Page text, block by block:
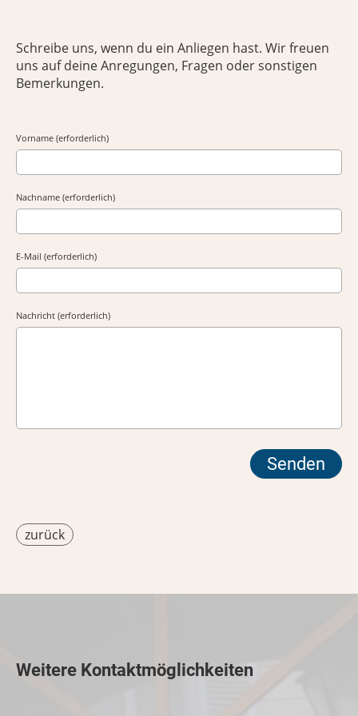
Schreibe uns, wenn du ein Anliegen hast. Wir freuen
uns auf deine Anregungen, Fragen oder sonstigen
Bemerkungen.
Vorname (erforderlich)
Nachname (erforderlich)
E-Mail (erforderlich)
Nachricht (erforderlich)
zurück
Weitere Kontaktmöglichkeiten